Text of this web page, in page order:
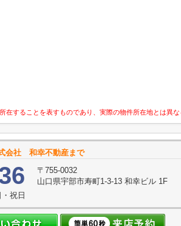
することを表すものであり、実際の物件所在地とは異な
会社 和幸不動産まで
〒755-0032
山口県宇部市寿町1-3-13 和幸ビル 1F
祝日